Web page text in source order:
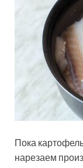
Пока
нарезаем